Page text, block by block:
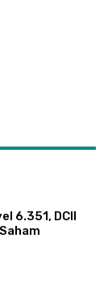
6.351, DCII